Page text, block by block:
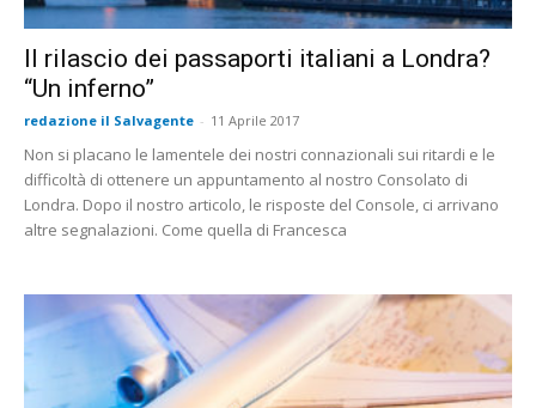
Il rilascio dei passaporti italiani a Londra?
“Un inferno”
redazione il Salvagente - 11 Aprile 2017
Non si placano le lamentele dei nostri connazionali sui ritardi e le
difficoltà di ottenere un appuntamento al nostro Consolato di
Londra. Dopo il nostro articolo, le risposte del Console, ci arrivano
altre segnalazioni. Come quella di Francesca